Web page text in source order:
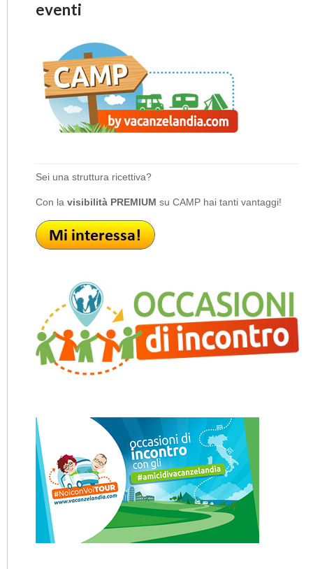
eventi
Sei una struttura ricettiva?
Con la visibilità PREMIUM su CAMP hai tanti vantaggi!